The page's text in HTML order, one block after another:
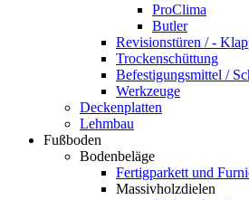
ProClima
Butler
Revisionstüren / -
Trockenschüttung
Befestigungsmittel /
Werkzeuge
Deckenplatten
Lehmbau
Fußboden
Bodenbeläge
Fertigparkett und
Massivholzdielen